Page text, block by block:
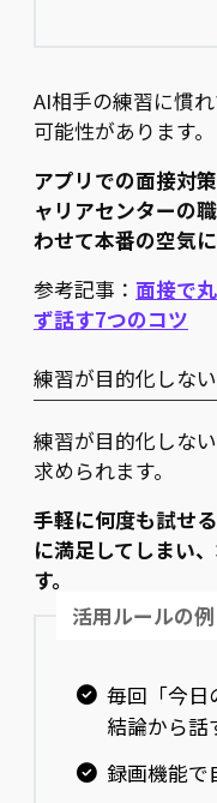
AI相手の練習に慣
可能性があります。
アプリでの面接対
ャリアセンターの
わせて本番の空気
参考記事： 面接で
ず話す7つのコツ
練習が目的化しな
練習が目的化しな
求められます。
手軽に何度も試せ
に満足してしまい
す。
活用ルールの例
毎回「今日
結論から話
録画機能で